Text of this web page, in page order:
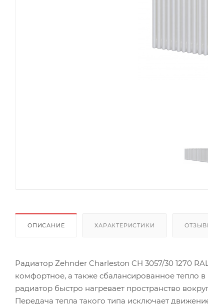
ОПИСАНИЕ ХАРАКТЕРИСТИКИ
Радиатор Zehnder Charleston CH 3057/30 1270
комфортное, а также сбалансированное тепло
радиатор быстро нагревает пространство
Передача тепла такого типа исключает